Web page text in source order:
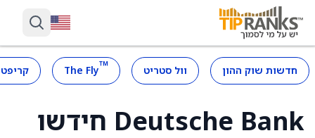
חדשות שוק ההון וול סטריט ™
The Fly
Deutsche Bank חידשו